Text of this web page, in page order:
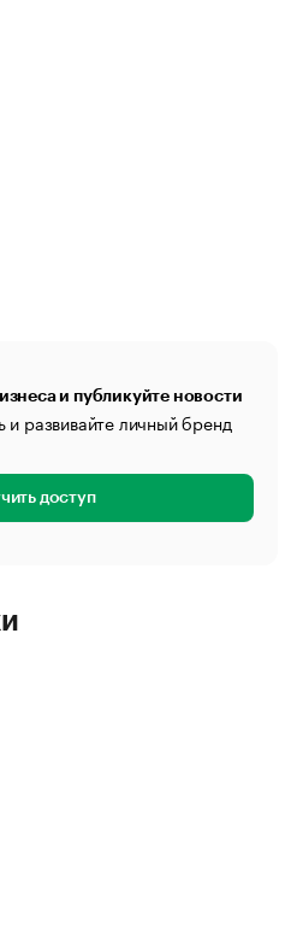
и публикуйте новости
и развивайте личный бренд
доступ